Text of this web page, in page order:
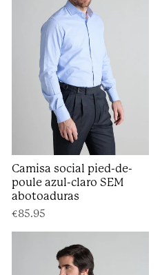
Camisa social pied-de-
poule azul-claro SEM
abotoaduras
€85.95